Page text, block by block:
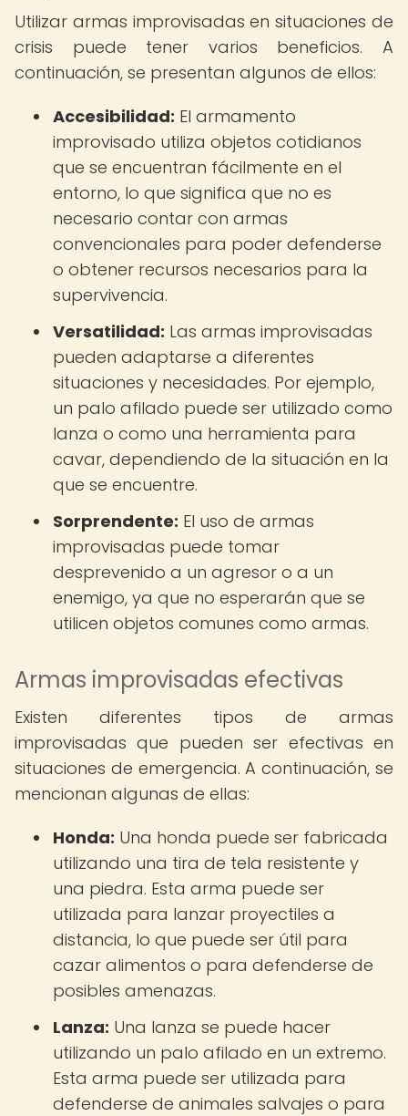
Utilizar armas improvisadas en situaciones de
crisis puede tener varios beneficios. A
continuación, se presentan algunos de ellos:
Accesibilidad: El armamento
improvisado utiliza objetos cotidianos
que se encuentran fácilmente en el
entorno, lo que significa que no es
necesario contar con armas
convencionales para poder defenderse
o obtener recursos necesarios para la
supervivencia.
Versatilidad: Las armas improvisadas
pueden adaptarse a diferentes
situaciones y necesidades. Por ejemplo,
un palo afilado puede ser utilizado como
lanza o como una herramienta para
cavar, dependiendo de la situación en la
que se encuentre.
Sorprendente: El uso de armas
improvisadas puede tomar
desprevenido a un agresor o a un
enemigo, ya que no esperarán que se
utilicen objetos comunes como armas.
Armas improvisadas efectivas
Existen diferentes tipos de armas
improvisadas que pueden ser efectivas en
situaciones de emergencia. A continuación, se
mencionan algunas de ellas:
Honda: Una honda puede ser fabricada
utilizando una tira de tela resistente y
una piedra. Esta arma puede ser
utilizada para lanzar proyectiles a
distancia, lo que puede ser útil para
cazar alimentos o para defenderse de
posibles amenazas.
Lanza: Una lanza se puede hacer
utilizando un palo afilado en un extremo.
Esta arma puede ser utilizada para
defenderse de animales salvajes o para